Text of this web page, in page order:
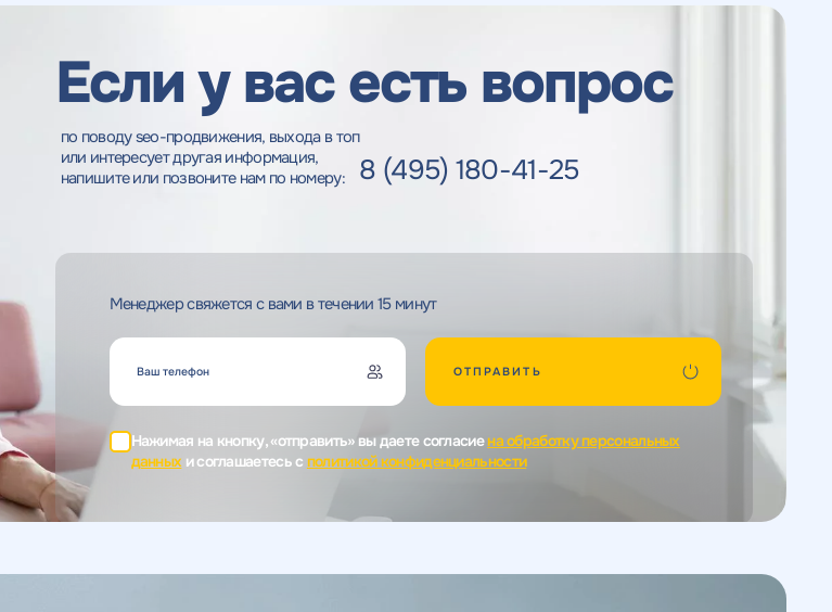
Если у вас есть вопрос
по поводу seo-продвижения, выхода в топ
или интересует другая информация,
напишите или позвоните нам по номеру:
8 (495) 180-41-25
Менеджер свяжется с вами в течении 15 минут
ОТПРАВИТЬ
Нажимая на кнопку, «отправить» вы даете согласиена обработку персональных
данныхи соглашаетесь c политикой конфиденциальности